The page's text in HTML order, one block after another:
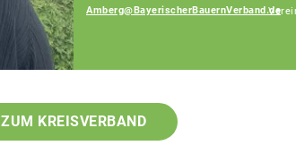
Amberg@BayerischerBauernVerband.de
ZUM KREISVERBAND